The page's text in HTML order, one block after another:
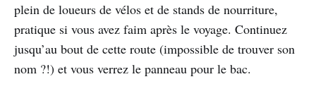
plein de loueurs de vélos et de stands de nourriture,
pratique si vous avez faim après le voyage. Continuez
jusqu’au bout de cette route (impossible de trouver son
nom ?!) et vous verrez le panneau pour le bac.